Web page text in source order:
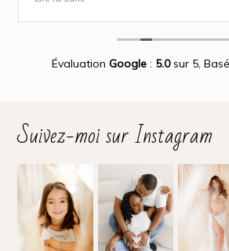
(grossesse et naissance). Ce fut une
Encore merci infiniment.
Évaluation Google: 5.0sur 5,
Suivez-moi sur Instagram